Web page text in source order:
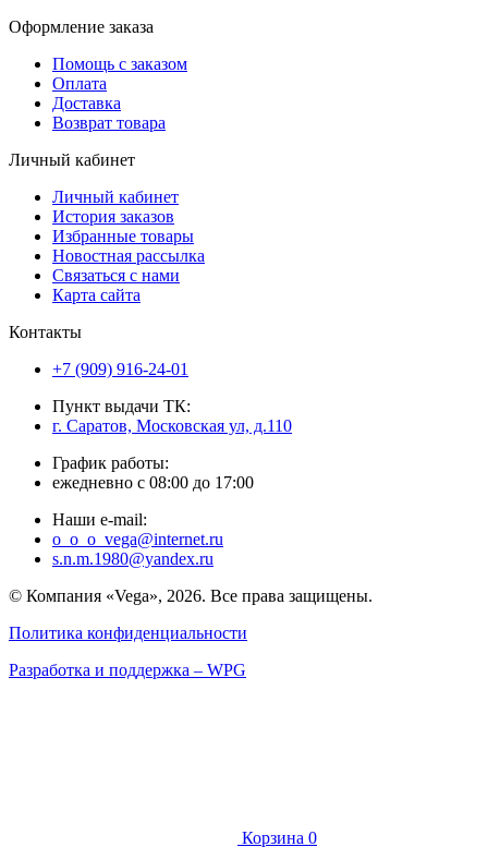
Оформление заказа
Помощь с заказом
Оплата
Доставка
Возврат товара
Личный кабинет
Личный кабинет
История заказов
Избранные товары
Новостная рассылка
Связаться с нами
Карта сайта
Контакты
+7 (909) 916-24-01
Пункт выдачи ТК:
г. Саратов, Московская ул, д.110
График работы:
ежедневно с 08:00 до 17:00
Наши e-mail:
o_o_o_vega@internet.ru
s.n.m.1980@yandex.ru
© Компания «Vega», 2026. Все права защищены.
Политика конфиденциальности
Разработка и поддержка – WPG
Корзина 0